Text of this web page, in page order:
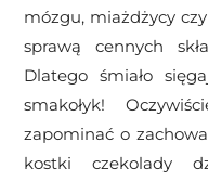
mózgu, miażdżycy
sprawą cennych
Dlatego śmiało
smakołyk!
zapominać o
kostki czekolady